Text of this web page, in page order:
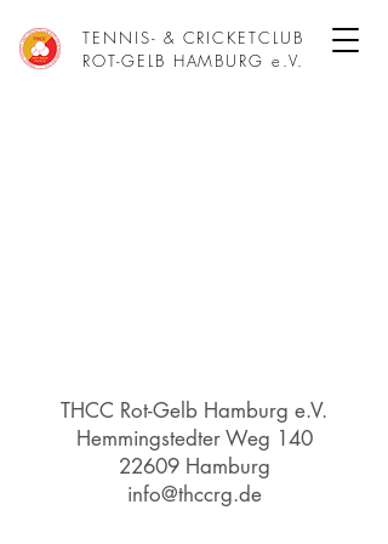
TENNIS- & CRICKETCLUB
ROT-GELB HAMBURG e.V.
THCC Rot-Gelb Hamburg e.V.
Hemmingstedter Weg 140
22609 Hamburg
info@thccrg.de